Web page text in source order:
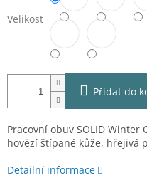
Velikost
Přidat do
Pracovní obuv SOLID Winter
hovězí štípané kůže, hřejivá
Detailní informace